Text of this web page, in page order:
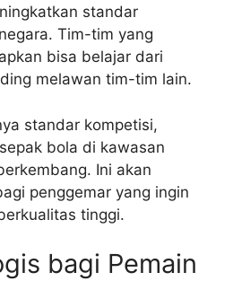
standar
Tim-tim yang
bisa belajar dari
melawan tim-tim lain.
standar kompetisi,
bola di kawasan
Ini akan
penggemar yang ingin
tinggi.
bagi Pemain